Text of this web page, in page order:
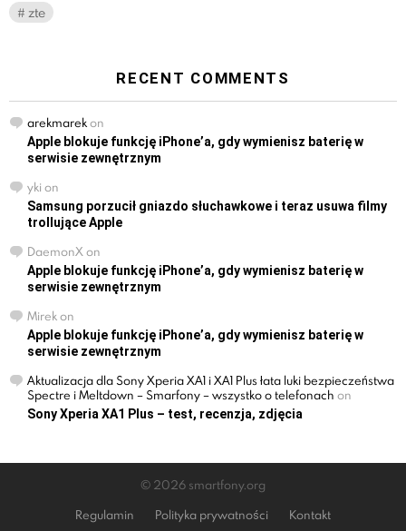
zte
RECENT COMMENTS
arekmarekon
Apple blokuje funkcję iPhone’a, gdy wymienisz baterię w
serwisie zewnętrznym
yki on
Samsung porzucił gniazdo słuchawkowe i teraz usuwa filmy
trollujące Apple
DaemonX on
Apple blokuje funkcję iPhone’a, gdy wymienisz baterię w
serwisie zewnętrznym
Mirek on
Apple blokuje funkcję iPhone’a, gdy wymienisz baterię w
serwisie zewnętrznym
Aktualizacja dla Sony Xperia XA1 i XA1 Plus łata luki bezpieczeństwa
Spectre i Meltdown – Smarfony – wszystko o telefonach on
Sony Xperia XA1 Plus – test, recenzja, zdjęcia
© 2026 smartfony.org
Regulamin
Polityka prywatności Kontakt